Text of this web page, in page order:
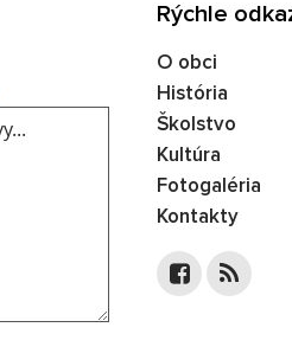
Text vašej správy...
Rýchle
O obci
História
Školstvo
Kultúra
Fotogaléria
Kontakty